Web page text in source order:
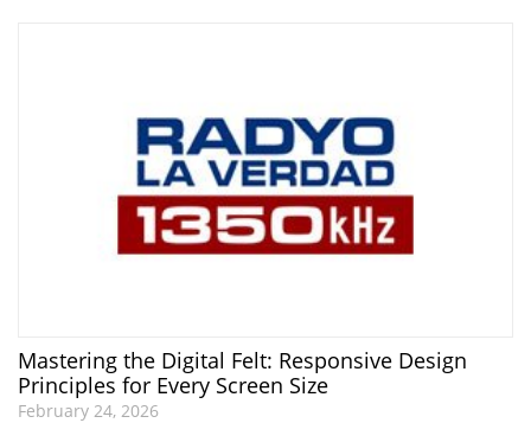
Mastering the Digital Felt: Responsive Design
Principles for Every Screen Size
February 24, 2026